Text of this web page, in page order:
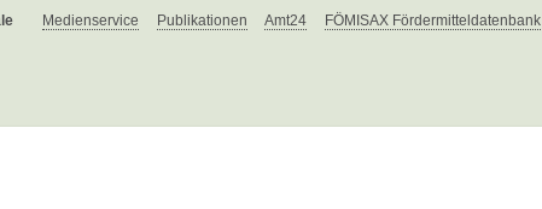
Medienservice Publikationen Amt24 FÖMISAX Fördermitteldatenbank